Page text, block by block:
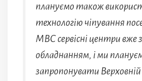
плануємо також
технологію чіпування
МВС сервісні центри вже
обладнанням, і ми
запропонувати Верховній